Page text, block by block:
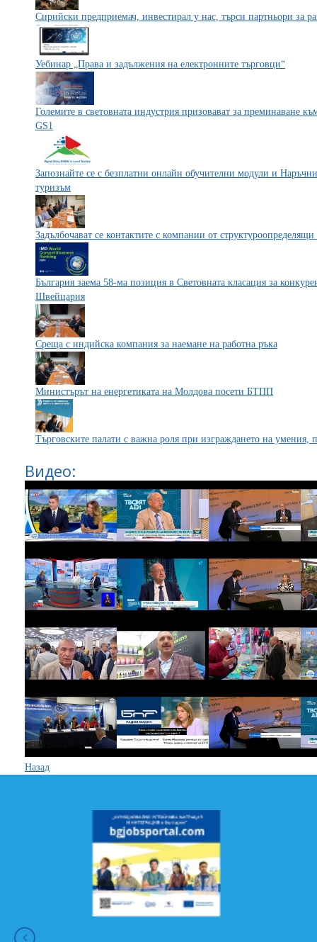
Сирийски предприемач, инвестирал у нас, търси партньори за
Уебинар „Права и задължения на електронните търговци“
Големите в световната индустрия призовават за преминаване
GS1
Запознайте се с безплатни онлайн обучителни модули и
туризъм
Задълбочават се контактите с компании от
България заема 58-ма позиция в Световната класация за
Швейцария
Среща с индийска компания за наемане на работна ръка
Министърът на енергетиката на Молдова посети БТПП
Търговските палати с важна роля при изграждането на умения,
Видео:
Назад